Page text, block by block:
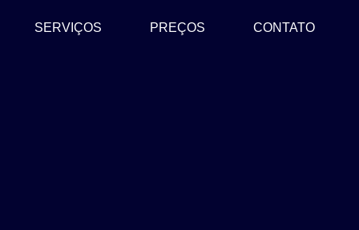
SERVIÇOS PREÇOS CONTATO